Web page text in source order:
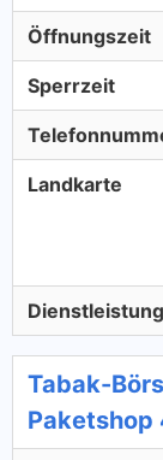
Öffnungszeit
Sperrzeit
Landkarte
Dienstleistung
Tabak-
Paketshop